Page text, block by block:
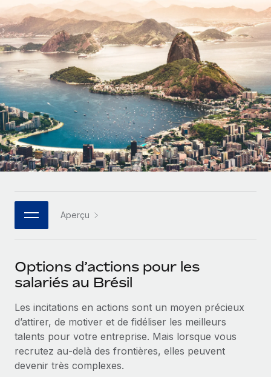
Gestion des freelances
Intégrez et gérez vos freelances partout dans le monde
PEO
Sous-traitez les opérations complexes liées à l’emploi
INFRASTRUCTURE
Intégration Remote
Intégrez vos RH aux flux de travail en toute simplicité
Plateforme
Connecter
Nouveau
Connectez n'importe quel outil d’IA à Remote grâce à
notre MCP
Intégrations
Rationalisez vos processus avec des outils essentiels
SERVICES
Demandez aux experts
Recevez des conseils d’experts sur les RH à
l’international et la conformité
Comparer Remote
Examinez notre service par rapport aux autres
CROISSANCE
Start-ups
Des solutions agiles et internationales pour les RH et la
paie des entreprises en pleine croissance
Entreprises intermédiaires
Développez vos équipes avec des solutions RH sur
mesure
Entreprise
Les RH à l’international pour les grandes entreprises
Partenaires stratégiques de la tech
Intégrez les RH à l’international de manière flexible
Devenir partenaire
Explorez avec nous vos opportunités de partenariat
Remote Build
Bientôt disponible
Conseil en intégrations et automatisations assistées par
pays
Calculateur de paiement des freelances
Découvrez les devises disponibles et les vitesses de
paiement pour vos freelances internationaux
APPRENDRE AVEC REMOTE
Recherche et guides
Études de cas
Checklists et modèles
Descriptions de postes
Événements
Données sur les salaires et les talents
Centre de ressources
Nederlands
Français
Deutsch
Español
Italiano
Português (Portugal)
日本語
한국어
Connexion
Aperçu
Options d’actions pour les
salariés au Brésil
Les incitations en actions sont un moyen précieux
d’attirer, de motiver et de fidéliser les meilleurs
talents pour votre entreprise. Mais lorsque vous
recrutez au‑delà des frontières, elles peuvent
devenir très complexes.